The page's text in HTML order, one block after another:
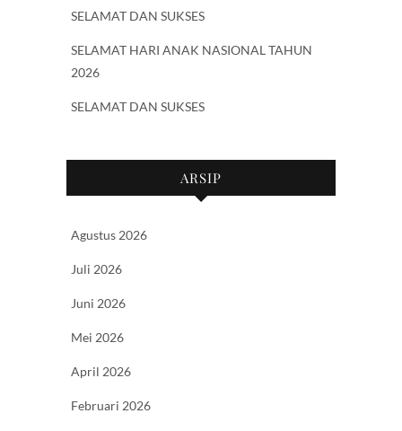
SELAMAT DAN SUKSES
SELAMAT HARI ANAK NASIONAL TAHUN
2026
SELAMAT DAN SUKSES
ARSIP
Agustus 2026
Juli 2026
Juni 2026
Mei 2026
April 2026
Februari 2026